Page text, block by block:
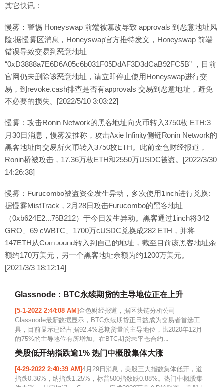
其它快讯：
慢雾：警惕 Honeyswap 前端被篡改导致 approvals 到恶意地址风
险:据慢雾区消息，Honeyswap官方推特发文，Honeyswap 前端
错误导致交易到恶意地址
“0xD3888a7E6D6A05c6b031F05DdAF3D3dCaB92FC5B” ，目前
官网仍未删除该恶意地址，请立即停止使用Honeyswap进行交
易，到revoke.cash排查是否有approvals 交易到恶意地址，避免
不必要的损失。[2022/5/10 3:03:22]
慢雾：攻击Ronin Network的黑客地址向火币转入3750枚 ETH:3
月30日消息，慢雾发推称，攻击Axie Infinity侧链Ronin Network的
黑客地址向交易所火币转入3750枚ETH。此前金色财经报道，
Ronin桥被攻击，17.36万枚ETH和2550万USDC被盗。[2022/3/30
14:26:38]
慢雾：Furucombo被盗资金发生异动，多次使用1inch进行兑换:
据慢雾MistTrack，2月28日攻击Furucombo的黑客地址
（0xb624E2...76B212）于今日发生异动。黑客通过1inch将342
GRO、69 cWBTC、1700万cUSDC兑换成282 ETH，并将
147ETH从Compound转入到自己的地址，截至目前该黑客地址余
额约170万美元，另一个黑客地址余额为约1200万美元。
[2021/3/3 18:12:14]
Glassnode：BTC永续期货的主导地位正在上升
[5-1-2022 2:44:08 AM]金色财经报道，据区块链分析公司
Glassnode最新数据显示，BTC永续期货正日益成为交易者首选工
具，目前显示已经占据92.4%总期货量的主导地位，比2020年12月
的75%的主导地位有所增加。在BTC期货未平仓合约...
美股低开纳指跌逾1% 热门中概股集体大涨
[4-29-2022 2:40:39 AM]4月29日消息，美股三大指数集体低开，道
指跌0.36%，纳指跌1.25%，标普500指数跌0.88%。热门中概股集